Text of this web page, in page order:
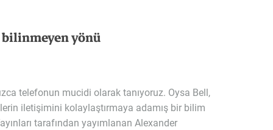
bilinmeyenyönü
telefonun mucidi olarak tanıyoruz. Oysa Bell,
iletişimini kolaylaştırmaya adamış bir bilim
tarafından yayımlanan Alexander